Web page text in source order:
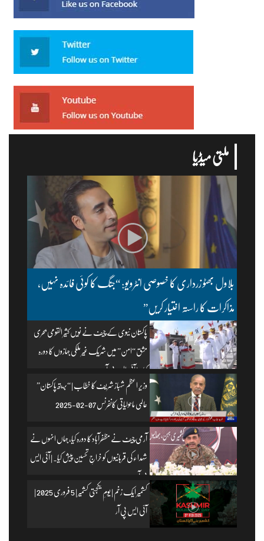
ملتی میڈیا
بلاول بھٹو زرداری کا خصوصی انٹرویو: “جنگ کا کوئی فائدہ نہیں،
مذاکرات کا راستہ اختیار کریں”
پاکستان نیوی کے چیف نے نویں کثیر القومی بحری
مشق “امن” میں شریک غیر ملکی جہازوں کا دورہ
کیا۔ | آئی ایس پی آر
وزیرِ اعظم شہباز شریف کا خطاب | “بریتھ پاکستان”
عالمی ماحولیاتی کانفرنس 07-02-2025
آرمی چیف نے مظفرآباد کا دورہ کیا، جہاں انہوں نے
شہداء کی قربانیوں کو خراجِ تحسین پیش کیا۔ | آئی ایس
پی آر
کشمیر ایک زخم | یومِ یکجہتی کشمیر | 5 فروری 2025 |
آئی ایس پی آر